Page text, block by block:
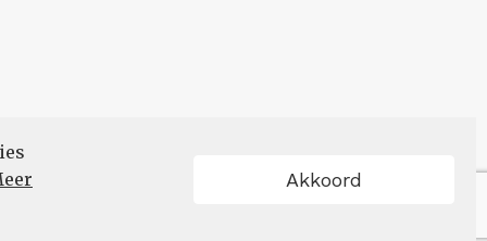
Akkoord